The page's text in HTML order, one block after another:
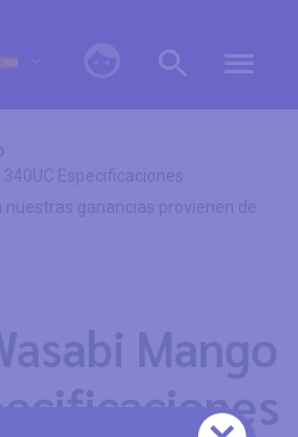
Especificaciones
ganancias provienen de
Mango